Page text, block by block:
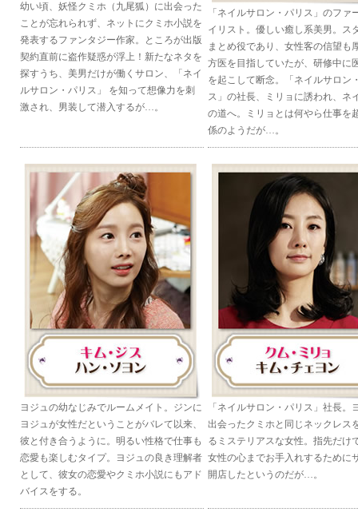
幼い頃、妖怪クミホ（九尾狐）に出会った
ことが忘れられず、ネットにクミホ小説を
発表するファンタジー作家。ところが出版
契約直前に盗作疑惑が浮上！新たなネタを
探すうち、美男だけが働くサロン、「ネイ
ルサロン・パリス」 を知って想像力を刺
激され、男装して潜入するが…。
「ネイルサロン・パリス」のファ
イリスト。優しい癒し系美男。ス
まとめ役であり、女性客の信望も
方医を目指していたが、研修中に
を起こして断念。「ネイルサロン
ス」の社長、ミリョに誘われ、ネ
の道へ。ミリョとは何やら仕事を
係のようだが…。
ヨジュの幼なじみでルームメイト。ジンに
ヨジュが女性だということがバレて以来、
彼と付き合うように。明るい性格で仕事も
恋愛も楽しむタイプ。ヨジュの良き理解者
として、彼女の恋愛やクミホ小説にもアド
バイスをする。
「ネイルサロン・パリス」社長。
出会ったクミホと同じネックレス
るミステリアスな女性。指先だけ
女性の心までお手入れするために
開店したというのだが…。